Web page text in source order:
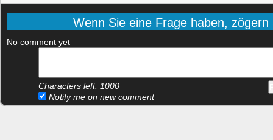
Wenn Sie eine Frage haben,
No comment yet
Characters left: 1000
Notify me on new comment